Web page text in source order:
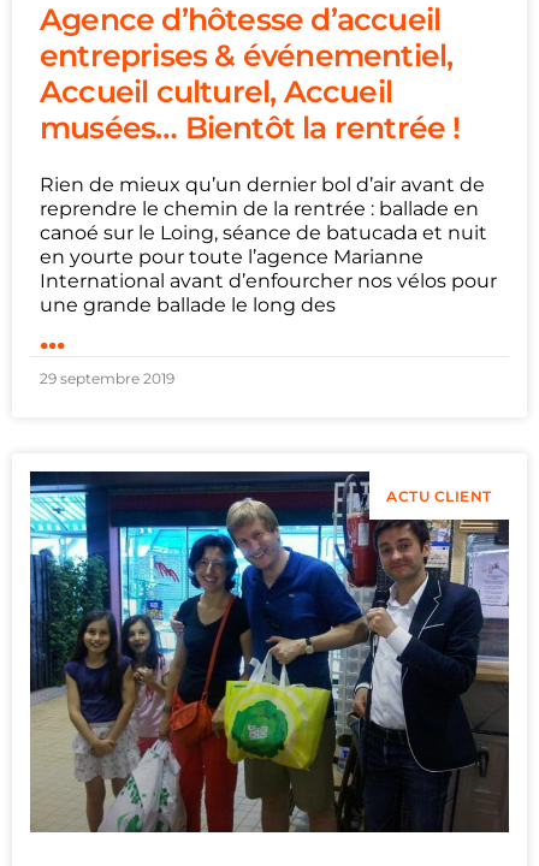
Agence d’hôtesse d’accueil
entreprises & événementiel,
Accueil culturel, Accueil
musées… Bientôt la rentrée !
Rien de mieux qu’un dernier bol d’air avant de
reprendre le chemin de la rentrée : ballade en
canoé sur le Loing, séance de batucada et nuit
en yourte pour toute l’agence Marianne
International avant d’enfourcher nos vélos pour
une grande ballade le long des
...
29 septembre 2019
ACTU CLIENT